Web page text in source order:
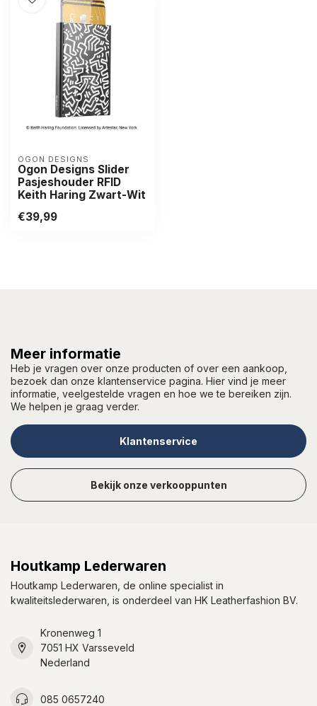
OGON DESIGNS
Ogon Designs Slider
Pasjeshouder RFID
Keith Haring Zwart-Wit
€39,99
Meer informatie
Heb je vragen over onze producten of over een aankoop,
bezoek dan onze klantenservice pagina. Hier vind je meer
informatie, veelgestelde vragen en hoe we te bereiken zijn.
We helpen je graag verder.
Klantenservice
Bekijk onze verkooppunten
Houtkamp Lederwaren
Houtkamp Lederwaren, de online specialist in
kwaliteitslederwaren, is onderdeel van HK Leatherfashion BV.
Kronenweg 1
7051 HX Varsseveld
Nederland
085 0657240